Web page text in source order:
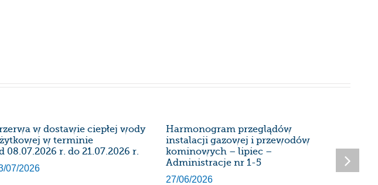
w dostawie ciepłej wody
w terminie
08.07.2026 r. do 21.07.2026 r.
07/2026
Harmonogram przeglądów
instalacji gazowej i przewodów
kominowych – lipiec –
Administracje nr 1-5
27/06/2026